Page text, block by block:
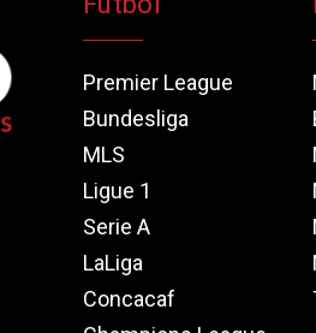
Premier League
Bundesliga
MLS
Ligue 1
Serie A
LaLiga
Concacaf